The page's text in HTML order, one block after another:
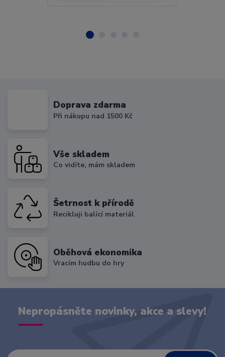
Doprava zdarma
Při nákupu nad 1500 Kč
Vše skladem
Co vidíte, mám skladem
Šetrnost k přírodě
Recikluji balící materiál
Oběhová ekonomika
Vracím hudbu do hry
Nepropásněte novinky, akce a slevy!